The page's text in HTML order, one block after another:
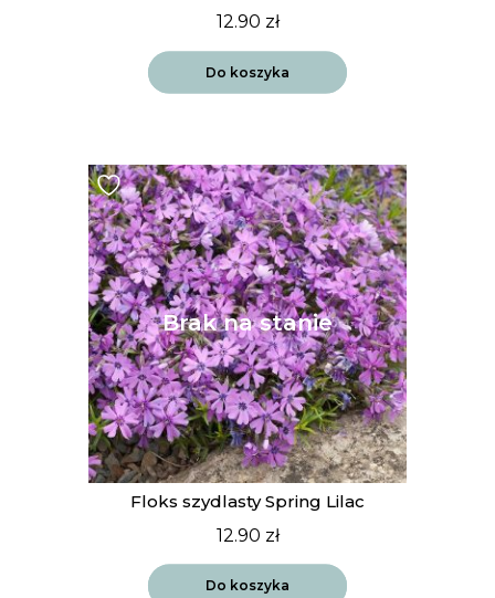
12.90 zł
Do koszyka
Floks szydlasty Spring Lilac
12.90 zł
Do koszyka